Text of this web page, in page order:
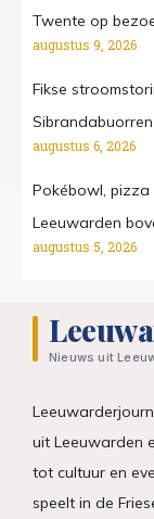
Twente op
augustus 9, 2026
Fikse
augustus 6, 2026
Pokébowl,
Leeuwarden
augustus 5, 2026
Nieuws uit
uit Leeuwarden
tot cultuur en
speelt in de